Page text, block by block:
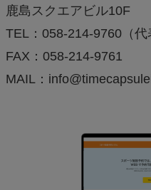
鹿島スクエアビル10F
TEL：058-214-9760（代
FAX：058-214-9761
MAIL：